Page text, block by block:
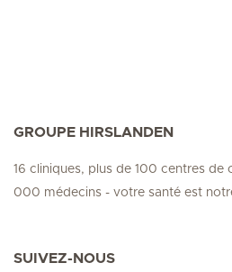
GROUPE HIRSLANDEN
16 cliniques, plus de 100 centres de
000 médecins - votre santé est
SUIVEZ-NOUS